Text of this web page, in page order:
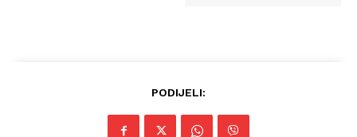
PODIJELI: